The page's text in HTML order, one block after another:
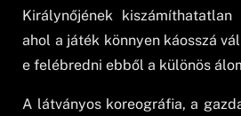
Királynőjének kiszámíthatatlan
ahol a játék könnyen káosszá
e felébredni ebből a különös
A látványos koreográfia, a